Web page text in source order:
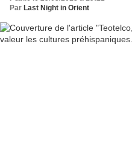
Par Last Night in Orient